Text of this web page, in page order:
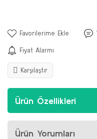
Fiyat Alarmı
Karşılaştır
Ürün Özellikleri
Ürün Yorumları